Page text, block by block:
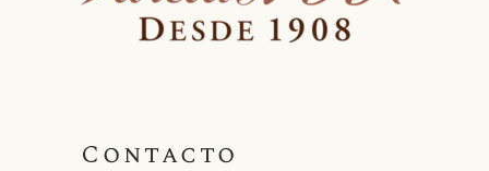
Contacto